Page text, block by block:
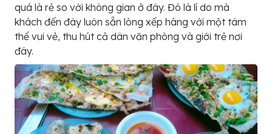
quá là rẻ so với không gian ở đây. Đó là lí do mà
khách đến đây luôn sẵn lòng xếp hàng với một tâm
thế vui vẻ, thu hút cả dân văn phòng và giới trẻ nơi
đây.